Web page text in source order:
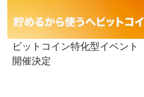
ビットコイン特化型イベント
開催決定